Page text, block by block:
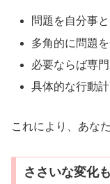
問題を自分事
多角的に問題
必要ならば専
具体的な行動
これにより、あな
ささいな変化